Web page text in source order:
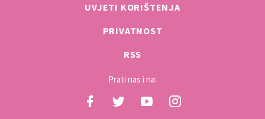
UVJETI KORIŠTENJA
PRIVATNOST
RSS
Prati nas i na: